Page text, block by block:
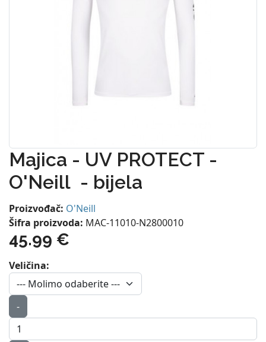
Majica - UV PROTECT -
O'Neill - bijela
Proizvođač: O'Neill
Šifra proizvoda: MAC-11010-N2800010
45.99 €
Veličina:
-